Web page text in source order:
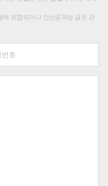
에 포함되거나 인신공격성 글은 관